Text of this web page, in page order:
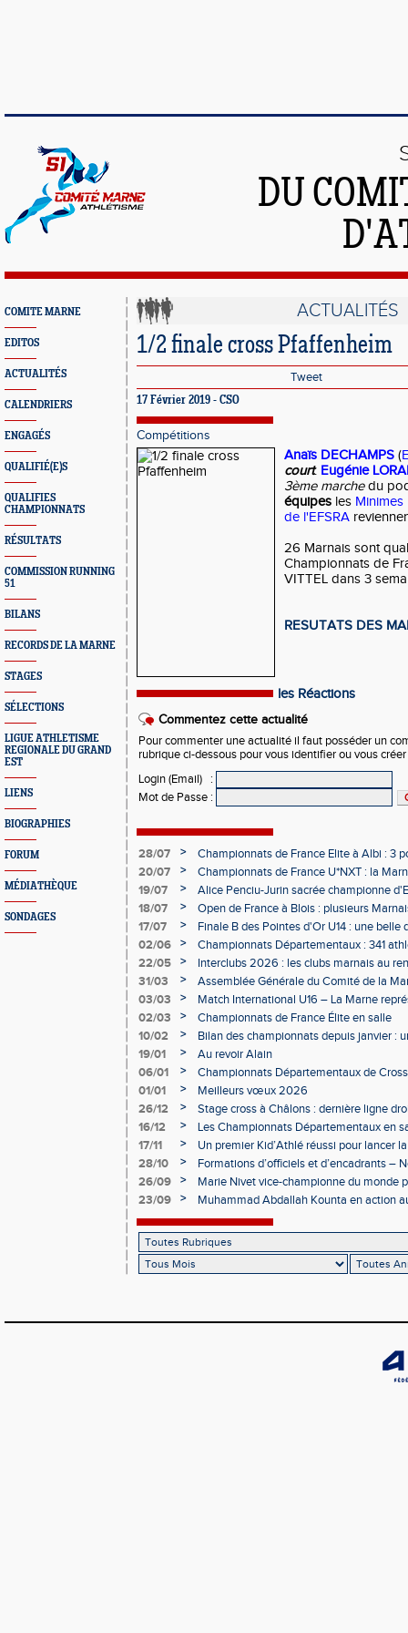
DU
COMITE MARNE
EDITOS
ACTUALITÉS
CALENDRIERS
ENGAGÉS
QUALIFIÉ(E)S
QUALIFIES
CHAMPIONNATS
RÉSULTATS
COMMISSION RUNNING
51
BILANS
RECORDS DE LA MARNE
STAGES
SÉLECTIONS
LIGUE ATHLETISME
REGIONALE DU GRAND
EST
LIENS
BIOGRAPHIES
FORUM
MÉDIATHÈQUE
SONDAGES
ACTUALITÉS
1/2 finale cross Pfaffenheim
Tweet
17 Février 2019 - CSO
Compétitions
Anaïs DECHAMPS (
court. Eugénie
3ème marchedu
équipes les Minimes
de l'EFSRA
26 Marnais sont
Championnats de
VITTEL dans 3
RESUTATS DES
les Réactions
Commentez cette actualité
Pour commenter une actualité il faut posséder un
rubrique ci-dessous pour vous identifier ou vous
Login (Email)
:
Mot de Passe :
28/07 >
Championnats de France Elite à Albi : 3
20/07
>
Championnats de France U*NXT : la
Charléty
19/07 >
Alice Penciu-Jurin sacrée championne
18/07
>
Open de France à Blois : plusieurs
17/07
>
Finale B des Pointes d'Or U14 : une
Obernai
02/06 >
Championnats Départementaux : 341
Champagne
22/05 >
Interclubs 2026 : les clubs marnais au
31/03
>
Assemblée Générale du Comité de la
Épernay
03/03 >
Match International U16 – La Marne
02/03
>
Championnats de France Élite en salle
10/02
>
Bilan des championnats depuis janvier :
bien lancée
19/01 >
Au revoir Alain
06/01
>
Championnats Départementaux de
01/01
>
Meilleurs vœux 2026
26/12
>
Stage cross à Châlons : dernière ligne
Départementaux
16/12 >
Les Championnats Départementaux en
hivernale
17/11 >
Un premier Kid’Athlé réussi pour lancer
28/10
>
Formations d’officiels et d’encadrants –
26/09
>
Marie Nivet vice-championne du monde
23/09
> Muhammad Abdallah Kounta en action